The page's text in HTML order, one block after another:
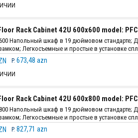
Rack Cabinet 42U 600x600 model:
Напольный шкаф в 19 дюймовом стандарте;
замком; Легкосъемные и простые в установке
Толщина стали: монтажный профиль - 2 мм,
2 вентилятора + 3 полка + 4 ролика;
P. 673,48 azn
Rack Cabinet 42U 600x800 model:
Напольный шкаф в 19 дюймовом стандарте;
замком; Легкосъемные и простые в установке
Толщина стали: монтажный профиль - 2 мм,
4 вентилятора + 3 полка + 4 ролика;
P. 827,71 azn